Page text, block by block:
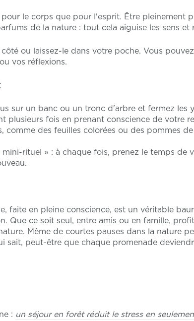
le corps que pour l'esprit. Être pleinement
de la nature : tout cela aiguise les sens et
ou laissez-le dans votre poche. Vous
vos réflexions.
sur un banc ou un tronc d'arbre et fermez les
plusieurs fois en prenant conscience de votre
comme des feuilles colorées ou des pommes
rituel » : à chaque fois, prenez le temps de
faite en pleine conscience, est un véritable
Que ce soit seul, entre amis ou en famille,
Même de courtes pauses dans la nature
sait, peut-être que chaque promenade
: un séjour en forêt réduit le stress en